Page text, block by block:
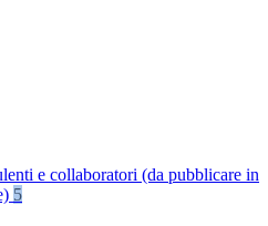
e collaboratori (da pubblicare in
5